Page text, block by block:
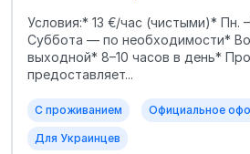
Условия:* 13 €/час (чистыми)* Пн.
Суббота — по необходимости*
выходной* 8–10 часов в день*
предоставляет...
С проживанием Официальное
Для Украинцев